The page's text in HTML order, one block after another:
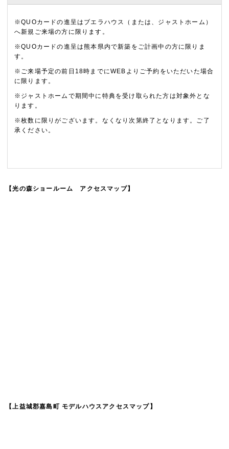
※QUOカードの進呈はブエラハウス（または、ジャストホーム）
へ新規ご来場の方に限ります。
※QUOカードの進呈は熊本県内で新築をご計画中の方に限りま
す。
※ご来場予定の前日18時までにWEBよりご予約をいただいた場合
に限ります。
※ジャストホームで期間中に特典を受け取られた方は対象外とな
ります。
※枚数に限りがございます。なくなり次第終了となります。ご了
承ください。
【光の森ショールーム アクセスマップ】
【上益城郡嘉島町 モデルハウスアクセスマップ】